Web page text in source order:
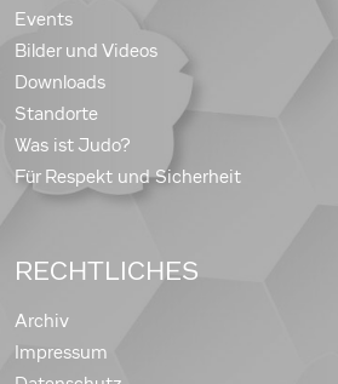
Events
Bilder und Videos
Downloads
Standorte
Was ist Judo?
Für Respekt und Sicherheit
RECHTLICHES
Archiv
Impressum